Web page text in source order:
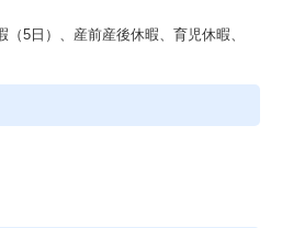
5日）、産前産後休暇、育児休暇、